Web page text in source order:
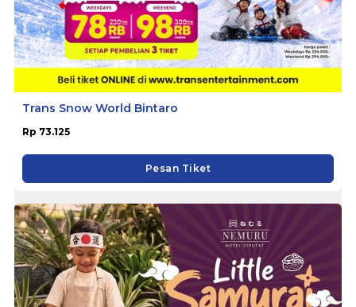
Trans Snow World Bintaro
Rp 73.125
Pesan Tiket